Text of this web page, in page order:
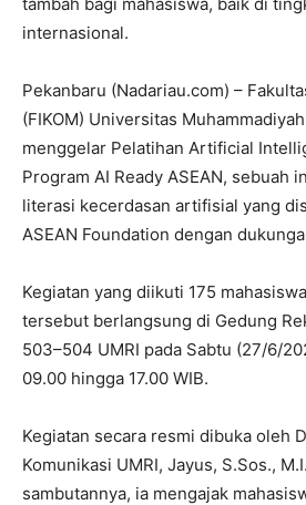
internasional.
Pekanbaru (Nadariau.com) –
(FIKOM) Universitas
menggelar Pelatihan Artificial
Program AI Ready ASEAN, sebuah
literasi kecerdasan artifisial yang
ASEAN Foundation dengan
Kegiatan yang diikuti 175
tersebut berlangsung di Gedung
503–504 UMRI pada Sabtu (27/6/
09.00 hingga 17.00 WIB.
Kegiatan secara resmi dibuka oleh
Komunikasi UMRI, Jayus, S.Sos.,
sambutannya, ia mengajak